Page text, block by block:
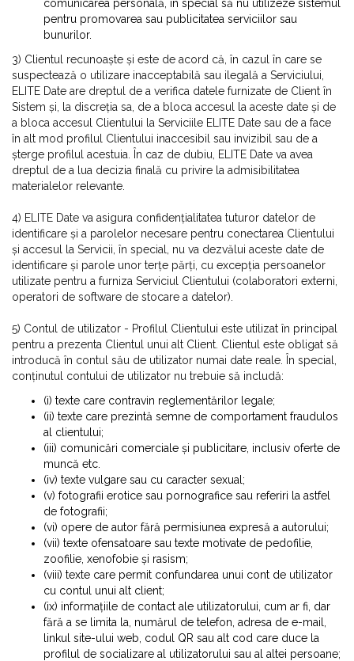
comunicarea personală, în special să nu utilizeze sistemul
pentru promovarea sau publicitatea serviciilor sau
bunurilor.
3) Clientul recunoaște și este de acord că, în cazul în care se
suspectează o utilizare inacceptabilă sau ilegală a Serviciului,
ELITE Date are dreptul de a verifica datele furnizate de Client în
Sistem și, la discreția sa, de a bloca accesul la aceste date și de
a bloca accesul Clientului la Serviciile ELITE Date sau de a face
în alt mod profilul Clientului inaccesibil sau invizibil sau de a
șterge profilul acestuia. În caz de dubiu, ELITE Date va avea
dreptul de a lua decizia finală cu privire la admisibilitatea
materialelor relevante.
4) ELITE Date va asigura confidențialitatea tuturor datelor de
identificare și a parolelor necesare pentru conectarea Clientului
și accesul la Servicii, în special, nu va dezvălui aceste date de
identificare și parole unor terțe părți, cu excepția persoanelor
utilizate pentru a furniza Serviciul Clientului (colaboratori externi,
operatori de software de stocare a datelor).
5) Contul de utilizator - Profilul Clientului este utilizat în principal
pentru a prezenta Clientul unui alt Client. Clientul este obligat să
introducă în contul său de utilizator numai date reale. În special,
conținutul contului de utilizator nu trebuie să includă:
(i) texte care contravin reglementărilor legale;
(ii) texte care prezintă semne de comportament fraudulos
al clientului;
(iii) comunicări comerciale și publicitare, inclusiv oferte de
muncă etc.
(iv) texte vulgare sau cu caracter sexual;
(v) fotografii erotice sau pornografice sau referiri la astfel
de fotografii;
(vi) opere de autor fără permisiunea expresă a autorului;
(vii) texte ofensatoare sau texte motivate de pedofilie,
zoofilie, xenofobie și rasism;
(viii) texte care permit confundarea unui cont de utilizator
cu contul unui alt client;
(ix) informațiile de contact ale utilizatorului, cum ar fi, dar
fără a se limita la, numărul de telefon, adresa de e-mail,
linkul site-ului web, codul QR sau alt cod care duce la
profilul de socializare al utilizatorului sau al altei persoane;